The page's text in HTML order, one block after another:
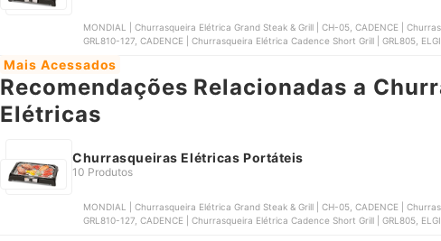
MONDIAL | Churrasqueira Elétrica Grand Steak & Grill | CH-05, CADENCE | Churrasqueira Elétrica Cadence Grill Menu |
‎GRL810-127, CADENCE | Churrasqueira Elétrica Cadence Short Grill | GRL805,
Mais Acessados
Recomendações Relacionadas a
Elétricas
Churrasqueiras Elétricas Portáteis
10 Produtos
MONDIAL | Churrasqueira Elétrica Grand Steak & Grill | CH-05, CADENCE | Churrasqueira Elétrica Cadence Grill Menu |
‎GRL810-127, CADENCE | Churrasqueira Elétrica Cadence Short Grill | GRL805,